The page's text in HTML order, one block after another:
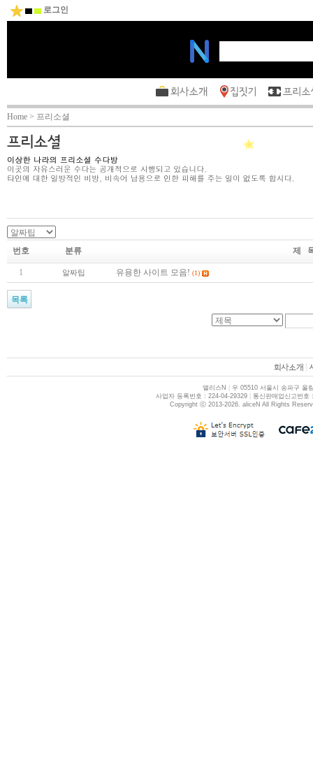
로그인
Home > 프리소셜
번호 분류 제
1 알짜팁 유용한 사이트 모음! (1)
목록
앨리스N
우 05510 서울시 송파구 올
사업자 등록번호 : 224-04-29329
통신판매업신고번호
Copyright ⓒ 2013-2026. aliceN All Rights